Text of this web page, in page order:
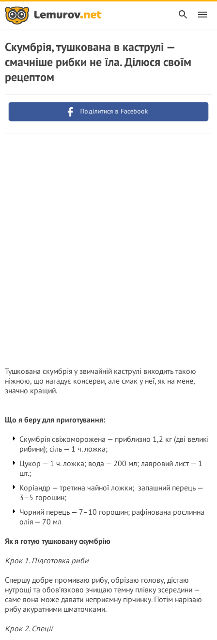
Скумбрія, тушкована в каструлі —
смачніше рибки не їла. Ділюся своїм
рецептом
Поділитися в Facebook
Тушкована скумбрія у звичайній каструлі виходить такою
ніжною, що нагадує консерви, але смак у неї, як на мене,
значно кращий.
Що я беру для приготування:
Скумбрія свіжоморожена — приблизно 1,2 кг (дві великі
рибини); сіль — 1 ч. ложка;
Цукор — 1 ч. ложка; вода — 200 мл; лавровий лист — 1
шт.;
Коріандр — третина чайної ложки; запашний перець —
3–5 горошин;
Чорний перець — 7–10 горошин; рафінована рослинна
олія — 70 мл
Як я готую тушковану скумбрію
Крок 1. Підготовка риби
Спершу добре промиваю рибу, обрізаю голову, дістаю
нутрощі та обов’язково зчищаю темну плівку зсередини —
саме вона може давати неприємну гірчинку. Потім нарізаю
рибу акуратними шматочками.
Крок 2. Спеції